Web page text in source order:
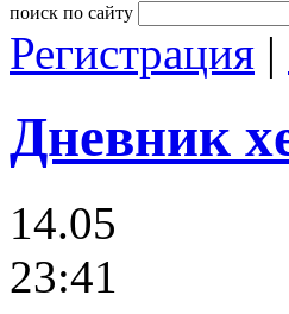
поиск по сайту
Регистрация |
Дневник
14.05
23:41